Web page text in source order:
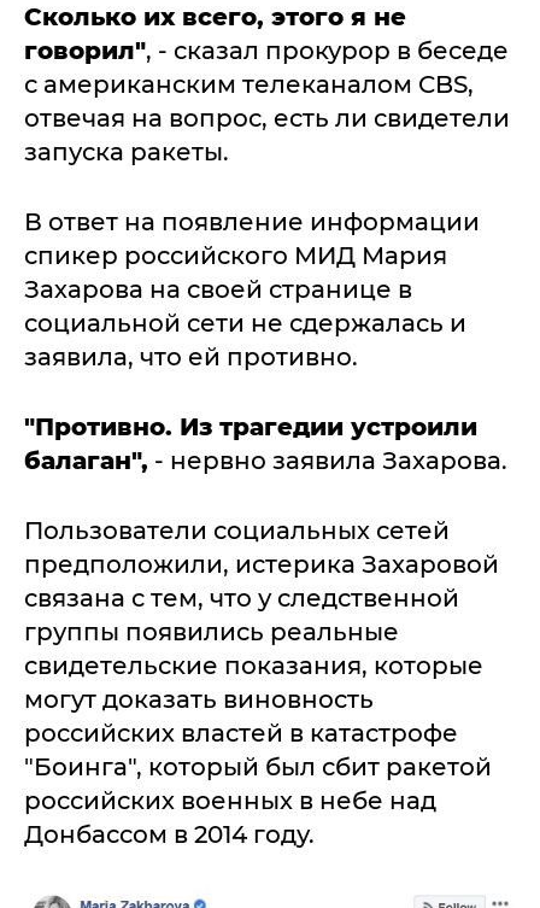
Сколько их всего, этого я не
говорил", - сказал прокурор в беседе
с американским телеканалом CBS,
отвечая на вопрос, есть ли свидетели
запуска ракеты.
В ответ на появление информации
спикер российского МИД Мария
Захарова на своей странице в
социальной сети не сдержалась и
заявила, что ей противно.
"Противно. Из трагедии устроили
балаган", - нервно заявила Захарова.
Пользователи социальных сетей
предположили, истерика Захаровой
связана с тем, что у следственной
группы появились реальные
свидетельские показания, которые
могут доказать виновность
российских властей в катастрофе
"Боинга", который был сбит ракетой
российских военных в небе над
Донбассом в 2014 году.